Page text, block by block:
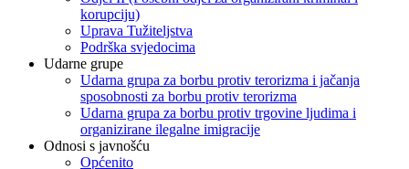
korupciju)
Uprava Tužiteljstva
Podrška svjedocima
Udarne grupe
Udarna grupa za borbu protiv terorizma i jačanja
sposobnosti za borbu protiv terorizma
Udarna grupa za borbu protiv trgovine ljudima i
organizirane ilegalne imigracije
Odnosi s javnošću
Općenito